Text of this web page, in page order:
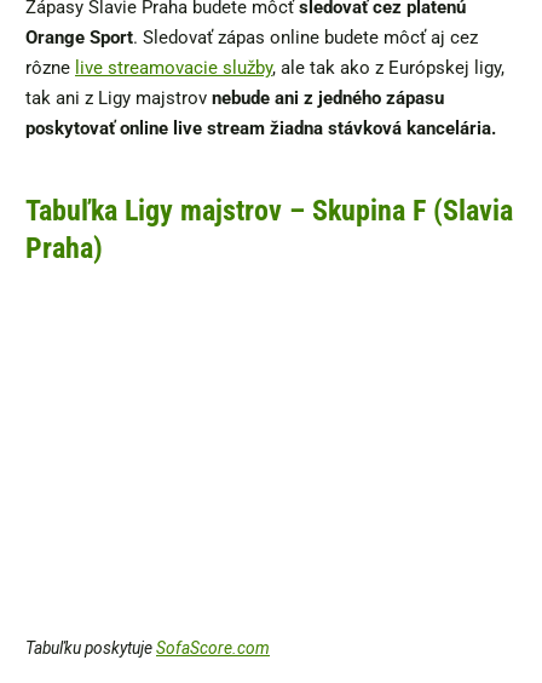
Zápasy Slavie Praha budete môcťsledovať cez platenú
Orange Sport. Sledovať zápas online budete môcť aj cez
rôzne live streamovacie služby, ale tak ako z Európskej ligy,
tak ani z Ligy majstrov nebude ani z jedného zápasu
poskytovať online live stream žiadna stávková kancelária.
Tabuľka Ligy majstrov – Skupina F (Slavia
Praha)
Tabuľku poskytujeSofaScore.com